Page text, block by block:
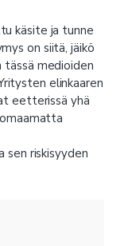
käsite ja tunne
on siitä, jäikö
medioiden
elinkaaren
eetterissä yhä
sen riskisyyden